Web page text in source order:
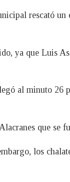
rescató
ya que Luis
al minuto 26
que se
los